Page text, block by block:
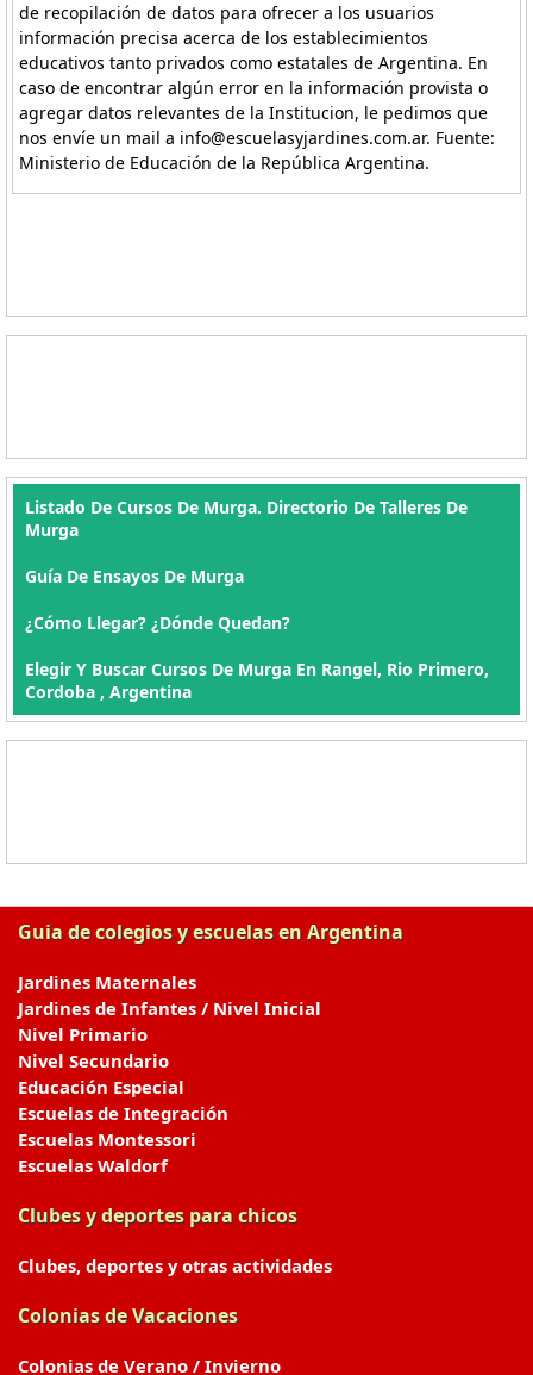
de recopilación de datos para ofrecer a los usuarios
información precisa acerca de los establecimientos
educativos tanto privados como estatales de Argentina. En
caso de encontrar algún error en la información provista o
agregar datos relevantes de la Institucion, le pedimos que
nos envíe un mail a info@escuelasyjardines.com.ar. Fuente:
Ministerio de Educación de la República Argentina.
Listado De Cursos De Murga. Directorio De Talleres De
Murga
Guía De Ensayos De Murga
¿Cómo Llegar? ¿Dónde Quedan?
Elegir Y Buscar Cursos De Murga En Rangel, Rio Primero,
Cordoba , Argentina
Guia de colegios y escuelas en Argentina
Jardines Maternales
Jardines de Infantes / Nivel Inicial
Nivel Primario
Nivel Secundario
Educación Especial
Escuelas de Integración
Escuelas Montessori
Escuelas Waldorf
Clubes y deportes para chicos
Clubes, deportes y otras actividades
Colonias de Vacaciones
Colonias de Verano / Invierno